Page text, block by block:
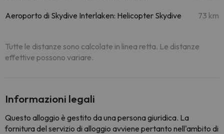
Aeroporto di Skydive Interlaken: Helicopter Skydive 73 km
Tutte le distanze sono calcolate in linea retta. Le distanze
effettive possono variare.
Informazioni legali
Questo alloggio è gestito da una persona giuridica. La
fornitura del servizio di alloggio avviene pertanto nell'ambito di